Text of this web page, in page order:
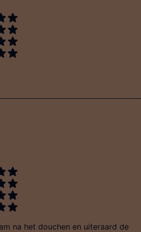
na het douchen en uiteraard de